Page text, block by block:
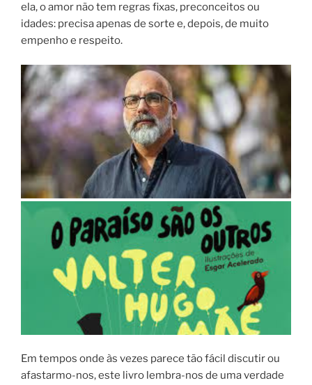
ela, o amor não tem regras fixas, preconceitos ou
idades: precisa apenas de sorte e, depois, de muito
empenho e respeito.
Em tempos onde às vezes parece tão fácil discutir ou
afastarmo-nos, este livro lembra-nos de uma verdade